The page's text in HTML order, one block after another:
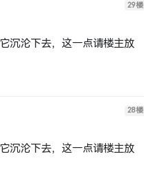
29楼
沉沦下去，这一点请楼主放
28楼
沉沦下去，这一点请楼主放